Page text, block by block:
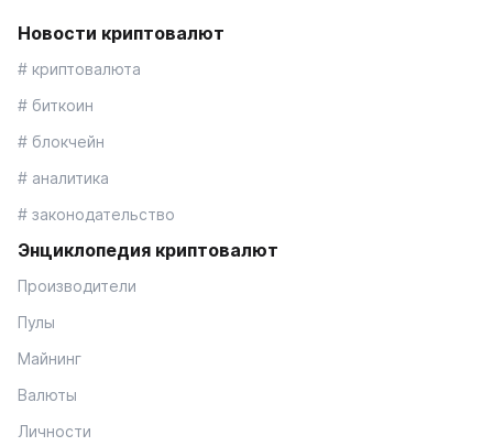
Новости криптовалют
# криптовалюта
# биткоин
# блокчейн
# аналитика
# законодательство
Энциклопедия криптовалют
Производители
Пулы
Майнинг
Валюты
Личности